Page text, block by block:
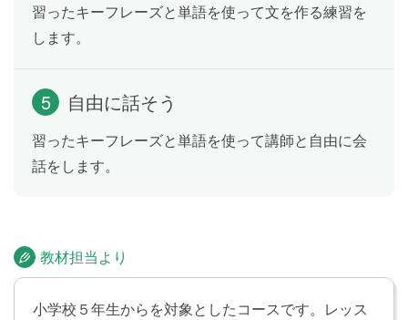
誕生日には赤い自転車がほしい！
Lesson 29 相手の職業を確かめよう
Lesson 30
Lesson 31 お店でほしいものを伝えよう
習ったキーフレーズと単語を使って文を作る練習を
します。
5 自由に話そう
習ったキーフレーズと単語を使って講師と自由に会
話をします。
教材担当より
小学校５年生からを対象としたコースです。レッス